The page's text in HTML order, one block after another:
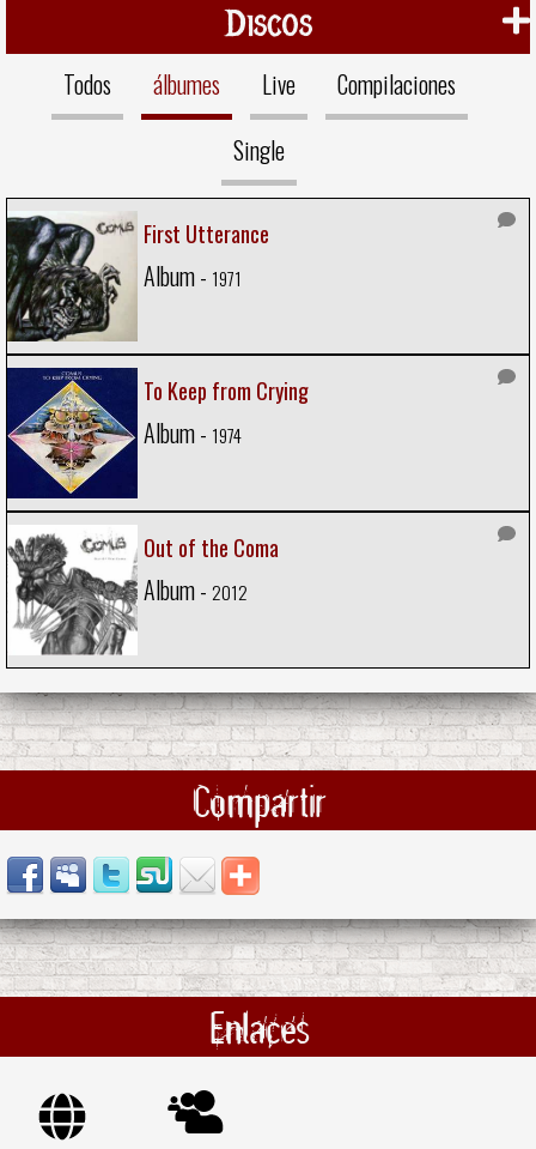
Discos
Todos álbumes Live
Compilaciones
Single
First Utterance
Album - 1971
To Keep from Crying
Album - 1974
Out of the Coma
Album - 2012
Compartir
Enlaces